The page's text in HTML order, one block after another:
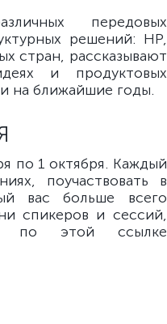
передовых
решений: HP,
стран, рассказывают
и продуктовых
на ближайшие годы.
по 1 октября. Каждый
поучаствовать в
вас больше всего
спикеров и сессий,
по этой ссылке